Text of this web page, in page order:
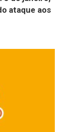
ataque aos